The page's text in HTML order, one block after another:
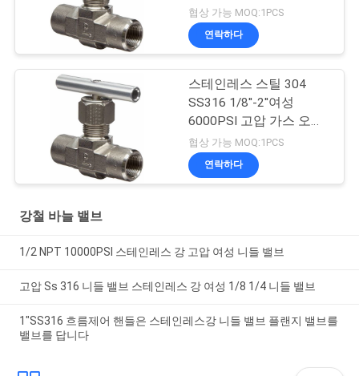
1/2 바늘 밸브
협상 가능 MOQ:1PCS
연락하다
스테인레스 스틸 304
SS316 1/8''-2''여성
6000PSI 고압 가스 오일
패널 장착 스테인레스 스
틸 바늘 밸브
협상 가능 MOQ:1PCS
연락하다
강철 바늘 밸브
1/2 NPT 10000PSI 스테인레스 강 고압 여성 니들 밸브
고압 Ss 316 니들 밸브 스테인레스 강 여성 1/8 1/4 니들 밸브
1"SS316 흐름제어 핸들은 스테인레스강 니들 밸브 플랜지 밸브를
밸브를 답니다